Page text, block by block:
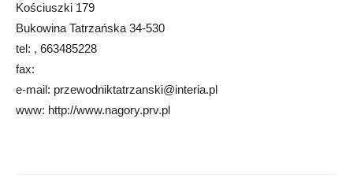
Kościuszki 179
Bukowina Tatrzańska 34-530
tel: , 663485228
fax:
e-mail: przewodniktatrzanski@interia.pl
www: http://www.nagory.prv.pl